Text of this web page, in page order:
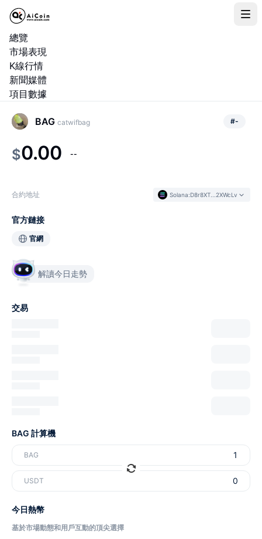
總覽
市場表現
K線行情
新聞媒體
項目數據
BAG catwifbag #-
$0.00 --
合約地址 Solana:D8r8XT...2XWcLv
官方鏈接
官網
解讀今日走勢
交易
BAG 計算機
BAG
USDT
今日熱幣
基於市場動態和用戶互動的頂尖選擇